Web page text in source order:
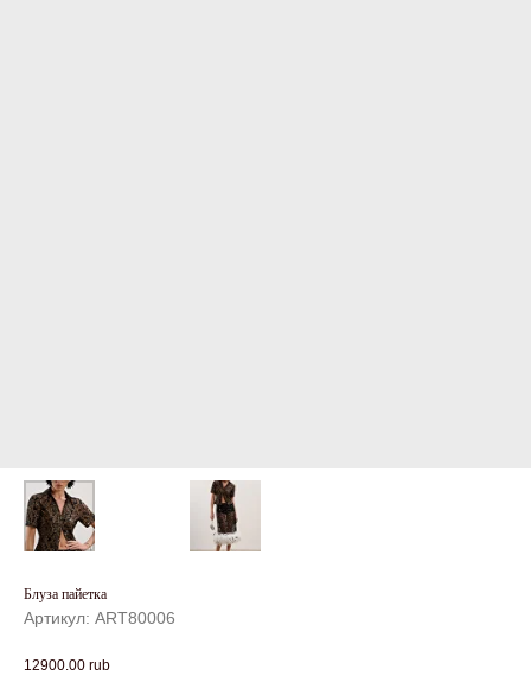
Блуза пайетка
Артикул: ART80006
12900.00 rub